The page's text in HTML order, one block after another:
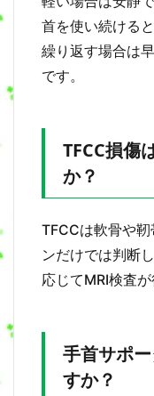
首を使い続ける
繰り返す場合は
です。
TFCC損傷
か？
TFCCは軟骨や
ンだけでは判断
応じてMRI検査
手首サポ
すか？